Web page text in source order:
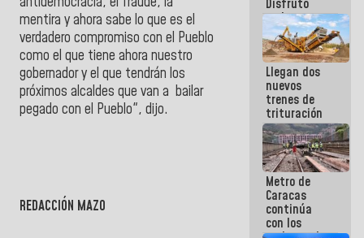
mentira y ahora sabe lo que es el
verdadero compromiso con el Pueblo
como el que tiene ahora nuestro
gobernador y el que tendrán los
próximos alcaldes que van a bailar
pegado con el Pueblo", dijo.
REDACCIÓN MAZO
Disfruto
cada vez
que escribes
porque lo
que haces
es
embarrarla
Llegan dos
nuevos
trenes de
trituración
para
optimizar
manejo de
escombros
en La Guaira
Metro de
Caracas
continúa
con los